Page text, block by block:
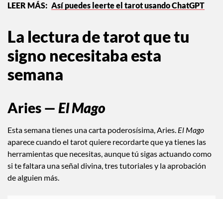
Así puedes leerte el tarot usando ChatGPT
La lectura de tarot que tu
signo necesitaba esta
semana
Aries — El Mago
Esta semana tienes una carta poderosísima, Aries. El Mago
aparece cuando el tarot quiere recordarte que ya tienes las
herramientas que necesitas, aunque tú sigas actuando como
si te faltara una señal divina, tres tutoriales y la aprobación
de alguien más.